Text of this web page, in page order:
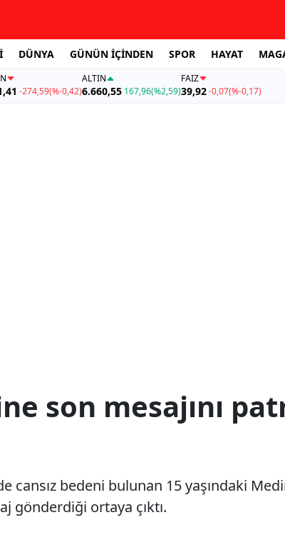
DÜNYA GÜNÜN İÇİNDEN SPOR HAYAT
-274,59(%-0,42)
ALTIN
6.660,55 167,96(%2,59)
FAİZ
39,92-0,07(%-0,17)
son mesajını
cansız bedeni bulunan 15 yaşındaki
gönderdiği ortaya çıktı.